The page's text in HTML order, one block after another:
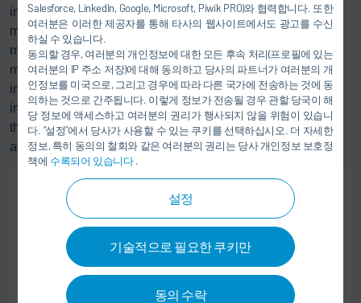
Salesforce, LinkedIn, Google, Microsoft, Piwik PRO)와 협력합니다. 또한
여러분은 이러한 제공자를 통해 타사의 웹사이트에서도 광고를 수신
하실 수 있습니다.
동의할 경우, 여러분의 개인정보에 대한 모든 후속 처리(프로필에 있는
여러분의 IP 주소 저장)에 대해 동의하고 당사의 파트너가 여러분의 개
인정보를 미국으로, 그리고 경우에 따라 다른 국가에 전송하는 것에 동
의하는 것으로 간주됩니다. 이렇게 정보가 전송될 경우 관할 당국이 해
당 정보에 액세스하고 여러분의 권리가 행사되지 않을 위험이 있습니
다. “설정”에서 당사가 사용할 수 있는 쿠키를 선택하십시오. 더 자세한
정보, 특히 동의의 철회와 같은 여러분의 권리는 당사 개인정보 보호정
책에 수록되어 있습니다.
설정
기술적으로 필요한 쿠키만
동의 수락
in the automotive industry. For cleaning a process tank, the
magnetic separator needs a flow rate of 60 to 240 cubic
meters per hour. That said, flow rates of up to 20 cubic
meters per hour are often perfectly adequate in other
industries, such as electroplating, machining, or the food
industry. To cater to these industries, Dürr has scaled down
the EcoMagno, making it suitable for a broader range of
applications.